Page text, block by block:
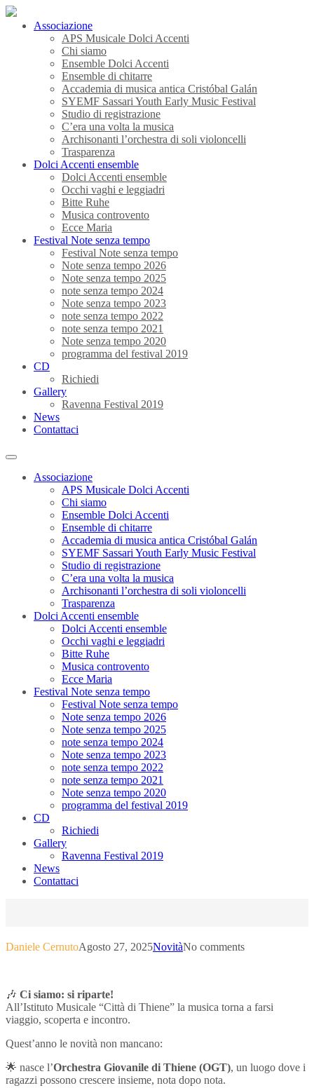
Associazione
APS Musicale Dolci Accenti
Chi siamo
Ensemble Dolci Accenti
Ensemble di chitarre
Accademia di musica antica Cristóbal Galán
SYEMF Sassari Youth Early Music Festival
Studio di registrazione
C’era una volta la musica
Archisonanti l’orchestra di soli violoncelli
Trasparenza
Dolci Accenti ensemble
Dolci Accenti ensemble
Occhi vaghi e leggiadri
Bitte Ruhe
Musica controvento
Ecce Maria
Festival Note senza tempo
Festival Note senza tempo
Note senza tempo 2026
Note senza tempo 2025
note senza tempo 2024
Note senza tempo 2023
note senza tempo 2022
note senza tempo 2021
Note senza tempo 2020
programma del festival 2019
CD
Richiedi
Gallery
Ravenna Festival 2019
News
Contattaci
Associazione
APS Musicale Dolci Accenti
Chi siamo
Ensemble Dolci Accenti
Ensemble di chitarre
Accademia di musica antica Cristóbal Galán
SYEMF Sassari Youth Early Music Festival
Studio di registrazione
C’era una volta la musica
Archisonanti l’orchestra di soli violoncelli
Trasparenza
Dolci Accenti ensemble
Dolci Accenti ensemble
Occhi vaghi e leggiadri
Bitte Ruhe
Musica controvento
Ecce Maria
Festival Note senza tempo
Festival Note senza tempo
Note senza tempo 2026
Note senza tempo 2025
note senza tempo 2024
Note senza tempo 2023
note senza tempo 2022
note senza tempo 2021
Note senza tempo 2020
programma del festival 2019
CD
Richiedi
Gallery
Ravenna Festival 2019
News
Contattaci
Daniele CernutoAgosto 27, 2025NovitàNo comments
🎶 Ci siamo: si riparte!
All’Istituto Musicale “Città di Thiene” la musica torna a farsi
viaggio, scoperta e incontro.
Quest’anno le novità non mancano:
🌟 nasce l’Orchestra Giovanile di Thiene (OGT), un luogo dove i
ragazzi possono crescere insieme, nota dopo nota.